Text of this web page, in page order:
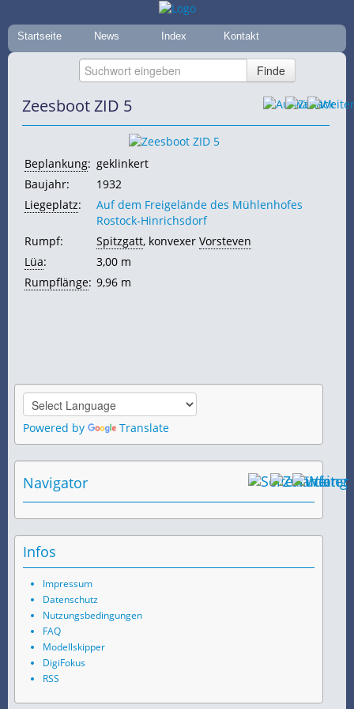
Startseite News Index Kontakt
Zeesboot ZID 5
Beplankung: geklinkert
Baujahr:
1932
Liegeplatz:
Auf dem Freigelände des Mühlenhofes
Rostock-Hinrichsdorf
Rumpf:
Spitzgatt, konvexer Vorsteven
Lüa:
3,00 m
Rumpflänge: 9,96 m
Powered by Translate
Navigator
Infos
Impressum
Datenschutz
Nutzungsbedingungen
FAQ
Modellskipper
DigiFokus
RSS